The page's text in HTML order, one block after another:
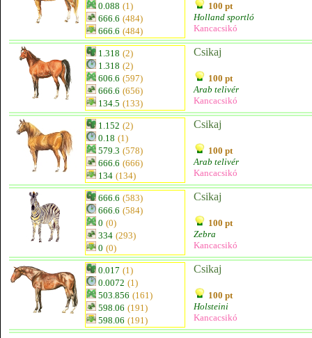
0.088 (1)
666.6 (484)
666.6 (484)
100 pt
Holland sportló
Kancacsikó
1.318 (2)
1.318 (2)
606.6 (597)
666.6 (656)
134.5 (133)
Csikaj
100 pt
Arab telivér
Kancacsikó
1.152 (2)
0.18 (1)
579.3 (578)
666.6 (666)
134 (134)
Csikaj
100 pt
Arab telivér
Kancacsikó
666.6 (583)
666.6 (584)
0 (0)
334 (293)
0 (0)
Csikaj
100 pt
Zebra
Kancacsikó
0.017 (1)
0.0072 (1)
503.856 (161)
598.06 (191)
598.06 (191)
Csikaj
100 pt
Holsteini
Kancacsikó